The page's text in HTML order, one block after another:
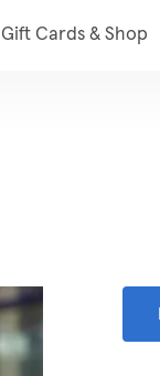
Gift Cards & Shop